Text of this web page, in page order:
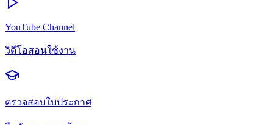
YouTube Channel
วิดีโอสอนใช้งาน
ตรวจสอบใบประกาศ